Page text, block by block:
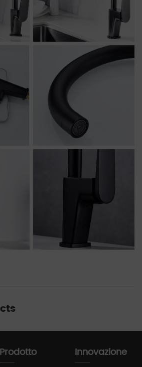
Prodotto Innovazione